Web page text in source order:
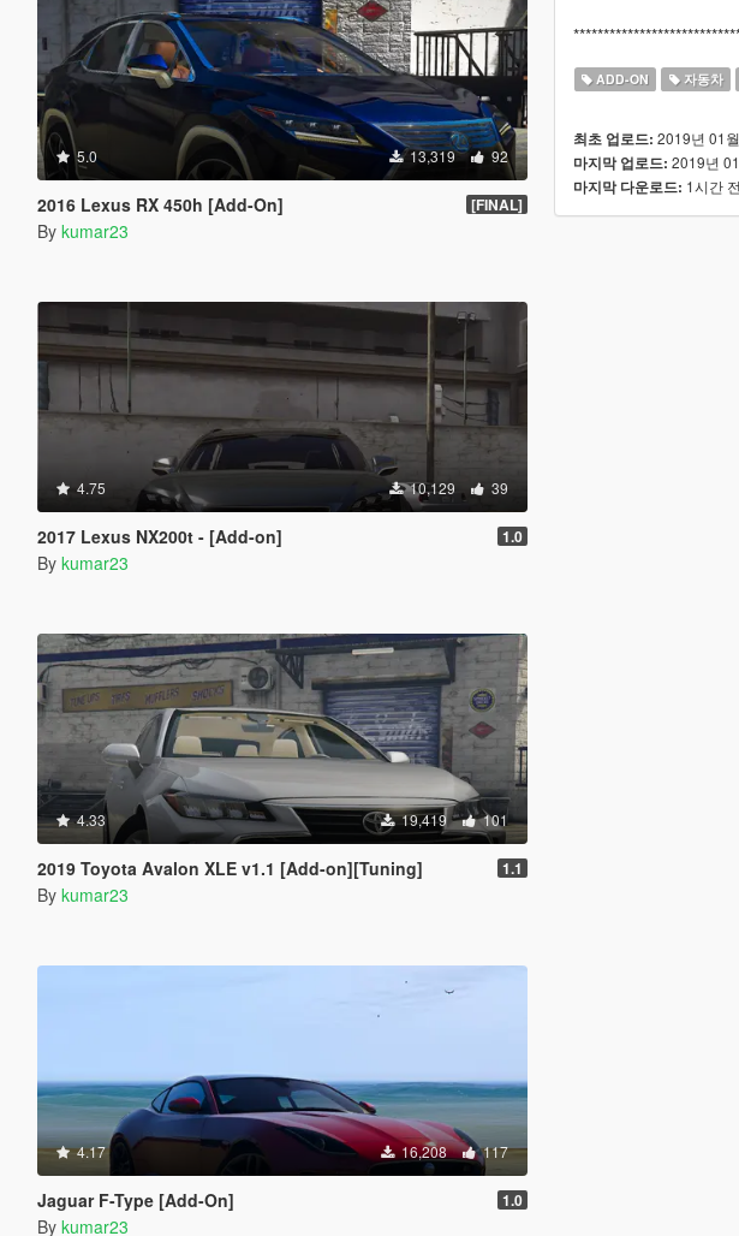
5.0 13,319 92
2016 Lexus RX 450h [Add-On] [FINAL]
By kumar23
4.75 10,129 39
2017 Lexus NX200t - [Add-on] 1.0
By kumar23
4.33 19,419 101
2019 Toyota Avalon XLE v1.1 [Add-on][Tuning] 1.1
By kumar23
4.17 16,208 117
Jaguar F-Type [Add-On] 1.0
By kumar23
ADD-ON 자동차
최초 업로드: 2019년 01
마지막 업로드: 2019년
마지막 다운로드: 1시간 전